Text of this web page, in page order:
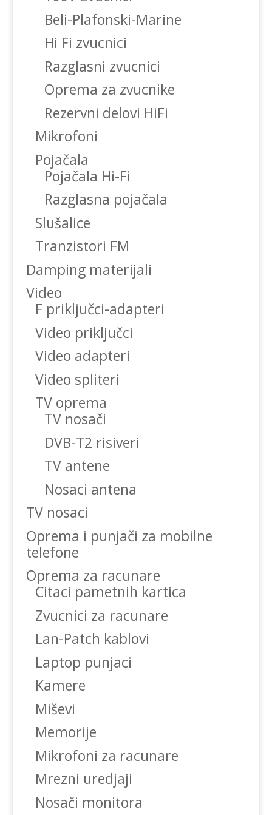
Beli-Plafonski-Marine
Hi Fi zvucnici
Razglasni zvucnici
Oprema za zvucnike
Rezervni delovi HiFi
Mikrofoni
Pojačala
Pojačala Hi-Fi
Razglasna pojačala
Slušalice
Tranzistori FM
Damping materijali
Video
F priključci-adapteri
Video priključci
Video adapteri
Video spliteri
TV oprema
TV nosači
DVB-T2 risiveri
TV antene
Nosaci antena
TV nosaci
Oprema i punjači za mobilne
telefone
Oprema za racunare
Citaci pametnih kartica
Zvucnici za racunare
Lan-Patch kablovi
Laptop punjaci
Kamere
Miševi
Memorije
Mikrofoni za racunare
Mrezni uredjaji
Nosači monitora